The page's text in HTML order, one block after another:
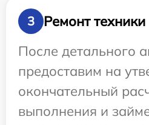
3
Ремонт техники
После детального
предоставим на
окончательный
выполнения и